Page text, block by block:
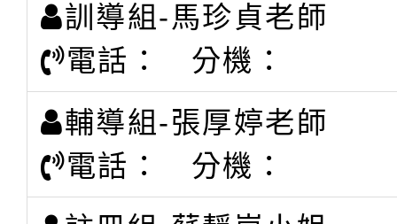
訓導組-馬珍貞老師
電話： 分機：
輔導組-張厚婷老師
電話： 分機：